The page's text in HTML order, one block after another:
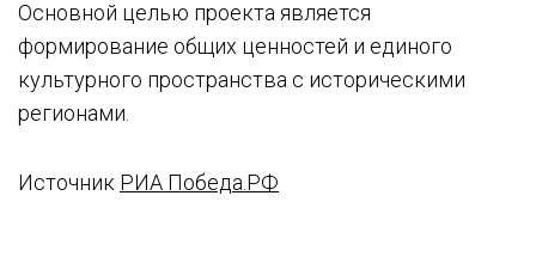
Основной целью проекта является
формирование общих ценностей и единого
культурного пространства с историческими
регионами.
Источник РИА Победа.РФ